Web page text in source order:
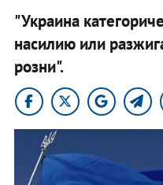
"Украина
насилию или
розни".